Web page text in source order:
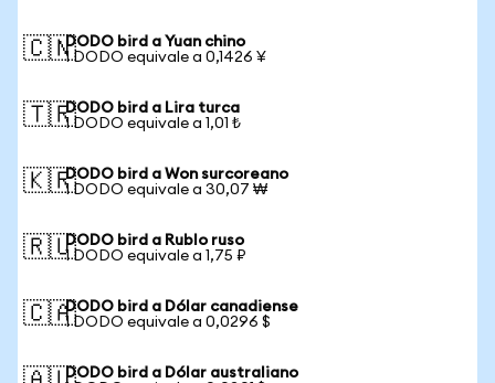
🇨🇳DODO bird a Yuan chino
1 DODO equivale a 0,1426 ¥
🇹🇷DODO bird a Lira turca
1 DODO equivale a 1,01 ₺
🇰🇷DODO bird a Won surcoreano
1 DODO equivale a 30,07 ₩
🇷🇺DODO bird a Rublo ruso
1 DODO equivale a 1,75 ₽
🇨🇦DODO bird a Dólar canadiense
1 DODO equivale a 0,0296 $
DODO bird a Dólar australiano